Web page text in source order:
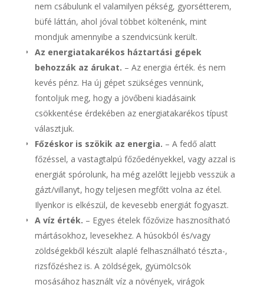
nem csábulunk el valamilyen pékség, gyorsétterem,
büfé láttán, ahol jóval többet költenénk, mint
mondjuk amennyibe a szendvicsünk került.
Az energiatakarékos háztartási gépek
behozzák az árukat. – Az energia érték. és nem
kevés pénz. Ha új gépet szükséges vennünk,
fontoljuk meg, hogy a jövőbeni kiadásaink
csökkentése érdekében az energiatakarékos típust
választjuk.
Főzéskor is szökik az energia. – A fedő alatt
főzéssel, a vastagtalpú főzőedényekkel, vagy azzal is
energiát spórolunk, ha még azelőtt lejjebb vesszük a
gázt/villanyt, hogy teljesen megfőtt volna az étel.
Ilyenkor is elkészül, de kevesebb energiát fogyaszt.
A víz érték. – Egyes ételek főzővize hasznosítható
mártásokhoz, levesekhez. A húsokból és/vagy
zöldségekből készült alaplé felhasználható tészta-,
rizsfőzéshez is. A zöldségek, gyümölcsök
mosásához használt víz a növények, virágok